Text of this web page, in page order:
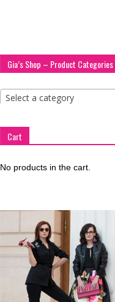
Gia’s Shop – Product Categories
Select a category
Cart
No products in the cart.